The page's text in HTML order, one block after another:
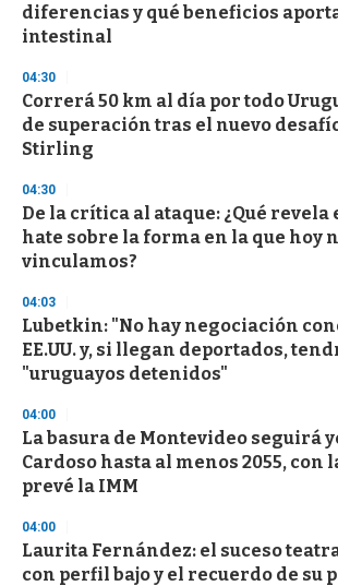
diferencias y qué beneficios
intestinal
04:30
Correrá 50 km al día por todo
de superación tras el nuevo
Stirling
04:30
De la crítica al ataque: ¿Qué revela
hate sobre la forma en la que hoy
vinculamos?
04:03
Lubetkin: "No hay negociación
EE.UU. y, si llegan deportados,
"uruguayos detenidos"
04:00
La basura de Montevideo seguirá
Cardoso hasta al menos 2055, con
prevé la IMM
04:00
Laurita Fernández: el suceso
con perfil bajo y el recuerdo de su